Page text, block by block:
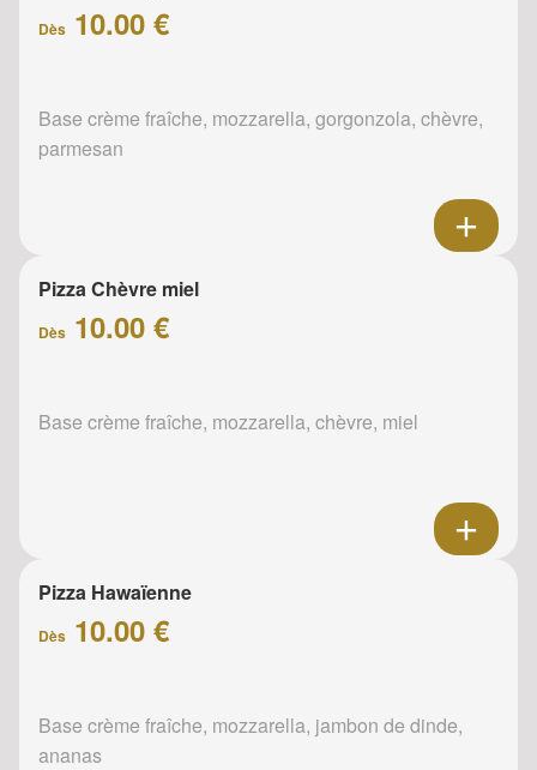
Dès 10.00 €
Base crème fraîche, mozzarella, gorgonzola, chèvre,
parmesan
Pizza Chèvre miel
Dès 10.00 €
Base crème fraîche, mozzarella, chèvre, miel
Pizza Hawaïenne
Dès 10.00 €
Base crème fraîche, mozzarella, jambon de dinde,
ananas